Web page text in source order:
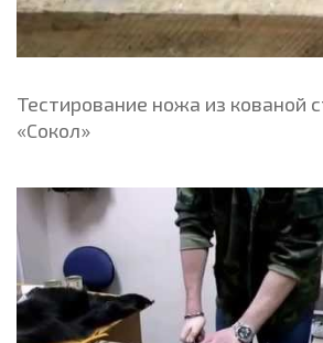
Тестирование ножа из кованой
«Сокол»